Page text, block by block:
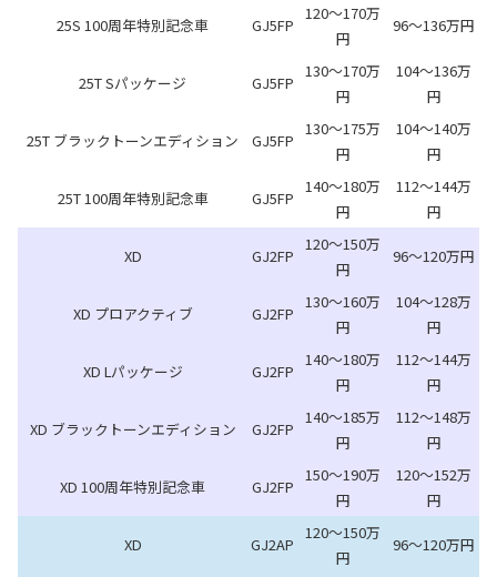
25S 100周年特別記念車 GJ5FP
120～170万
円
96～136万円
25T Sパッケージ GJ5FP
130～170万
円
104～136万
円
25T ブラックトーンエディション GJ5FP
130～175万
円
104～140万
円
25T 100周年特別記念車 GJ5FP
140～180万
円
112～144万
円
XD GJ2FP
120～150万
円
96～120万円
XD プロアクティブ GJ2FP
130～160万
円
104～128万
円
XD Lパッケージ GJ2FP
140～180万
円
112～144万
円
XD ブラックトーンエディション GJ2FP
140～185万
円
112～148万
円
XD 100周年特別記念車 GJ2FP
150～190万
円
120～152万
円
XD GJ2AP
120～150万
円
96～120万円